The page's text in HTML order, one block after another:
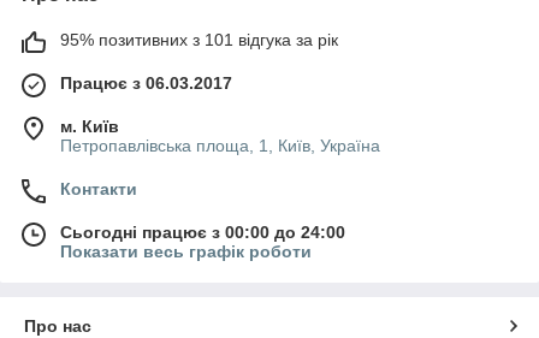
95% позитивних з 101 відгука за рік
Працює з 06.03.2017
м. Київ
Петропавлівська площа, 1, Київ, Україна
Контакти
Сьогодні працює з 00:00 до 24:00
Показати весь графік роботи
Про нас